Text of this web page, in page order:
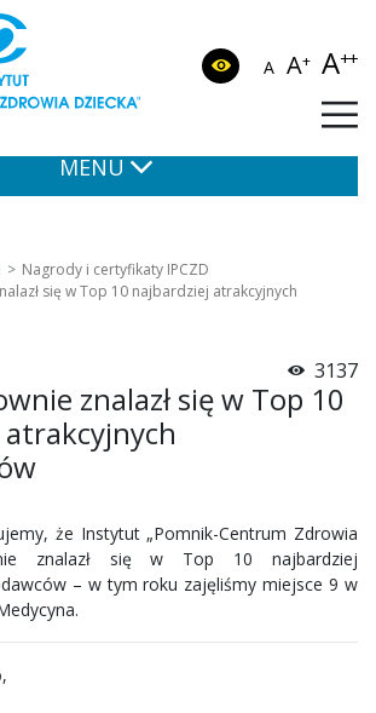
A A+ A++
MENU
Nagrody i certyfikaty IPCZD
się w Top 10 najbardziej atrakcyjnych
3137
znalazł się w Top 10
że Instytut „Pomnik-Centrum Zdrowia
znalazł się w Top 10 najbardziej
– w tym roku zajęliśmy miejsce 9 w